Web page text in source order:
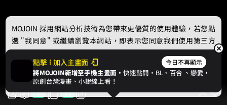
1 43
點擊 加入主畫面 今日不再顯示
將MOJOIN新增至手機主畫面，快速點開，BL、 百合 、戀愛，
原創台灣漫畫、小說線上看！
MOJOIN 採用網站分析技術為您帶來更優質的使用體驗，若您點
選 "我同意" 或繼續瀏覽本網站，即表示您同意我們使用第三方
Cookie，欲瞭解更多資訊請見隱私權政策。
我同意